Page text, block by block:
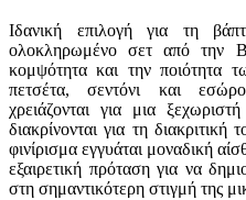
Ιδανική επιλογή για τη
ολοκληρωμένο σετ από την
κομψότητα και την ποιότητα
πετσέτα, σεντόνι και
χρειάζονται για μια
διακρίνονται για τη
φινίρισμα εγγυάται μοναδική
εξαιρετική πρόταση για να
στη σημαντικότερη στιγμή της